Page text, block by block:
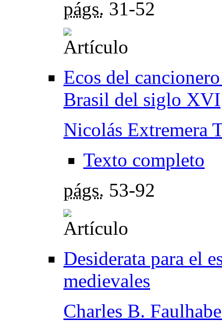
págs. 31-52
Ecos del
Brasil del siglo XVI
Nicolás Extremera
Texto completo
págs. 53-92
Desiderata para el
medievales
Charles B.